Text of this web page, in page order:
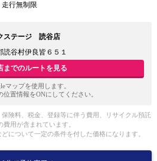
行無制限
ステージ 読谷店
読谷村伊良皆６５１
までのルートを見る
マップを使用します。
位置情報をONにしてください。
険料、税金、登録等に伴う費用、リサイクル預託
用が含まれています。
について一定の条件を付した価格になります。